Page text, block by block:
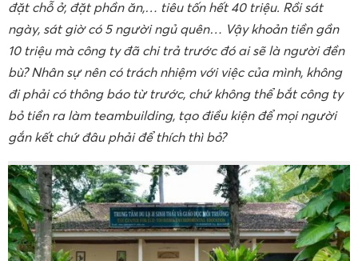
đặt chỗ ở, đặt phần ăn,… tiêu tốn hết 40 triệu. Rồi sát
ngày, sát giờ có 5 người ngủ quên… Vậy khoản tiền gần
10 triệu mà công ty đã chi trả trước đó ai sẽ là người đền
bù? Nhân sự nên có trách nhiệm với việc của mình, không
đi phải có thông báo từ trước, chứ không thể bắt công ty
bỏ tiền ra làm teambuilding, tạo điều kiện để mọi người
gắn kết chứ đâu phải để thích thì bỏ?